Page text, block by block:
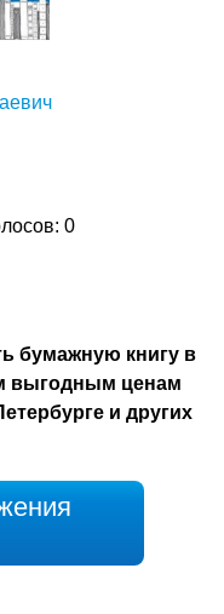
0
бумажную книгу в
выгодным ценам
и других